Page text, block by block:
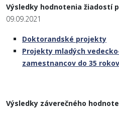
Výsledky hodnotenia žiadostí
09.09.2021
Doktorandské projekty
Projekty mladých
zamestnancov do 35 rokov
Výsledky záverečného